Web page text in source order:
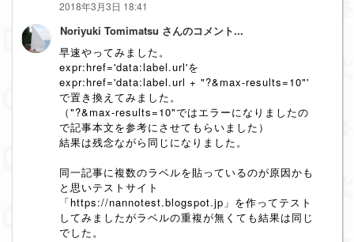
2018年3月3日 18:41
Noriyuki Tomimatsu さんのコメント...
早速やってみました。
expr:href='data:label.url'を
expr:href='data:label.url + "?&max-results=10"'
で置き換えてみました。
（"?&max-results=10"ではエラーになりましたの
で記事本文を参考にさせてもらいました）
結果は残念ながら同じになりました。
同一記事に複数のラベルを貼っているのが原因かも
と思いテストサイト
「https://nannotest.blogspot.jp」を作ってテスト
してみましたがラベルの重複が無くても結果は同じ
でした。